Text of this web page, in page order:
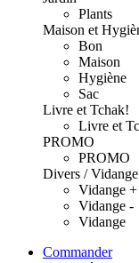
Plants
Maison et
Bon
Maison
Hygiène
Sac
Livre et Tchak!
Livre et
PROMO
PROMO
Divers / Vidange
Vidange +
Vidange -
Vidange
Commander